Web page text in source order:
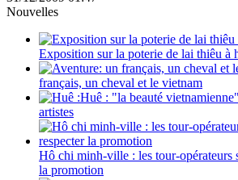
Nouvelles
Exposition sur la poterie de lai thiêu à
français, un cheval et le vietnam
Huê : "la beauté
artistes
Hô chi minh-ville : les tour-opérateurs
la promotion